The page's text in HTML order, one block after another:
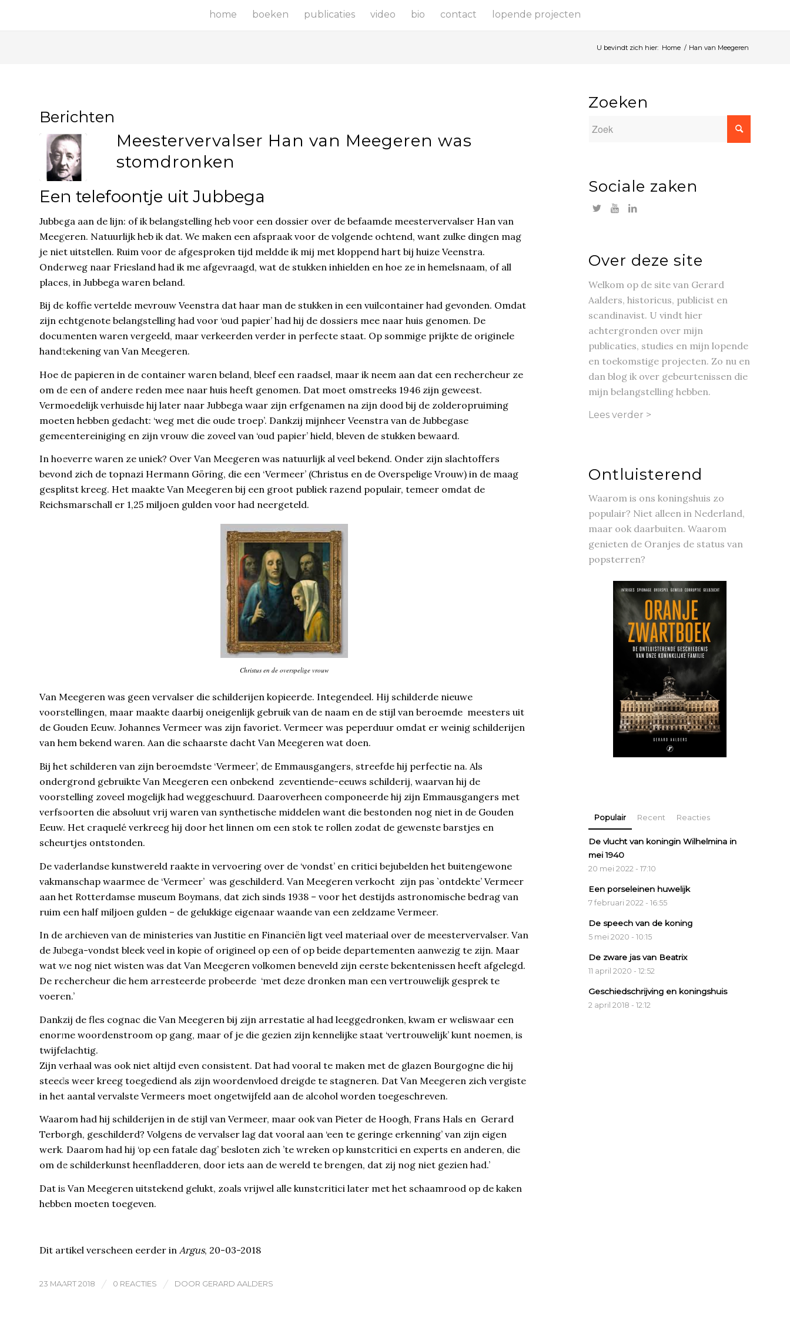
home boeken publicaties video bio contact lopende projecten
U bevindt zich hier: Home / Han van Meegeren
Berichten
Meestervervalser Han van Meegeren was
stomdronken
Een telefoontje uit Jubbega
Jubbega aan de lijn: of ik belangstelling heb voor een dossier over de befaamde meestervervalser Han van
Meegeren. Natuurlijk heb ik dat. We maken een afspraak voor de volgende ochtend, want zulke dingen mag
je niet uitstellen. Ruim voor de afgesproken tijd meldde ik mij met kloppend hart bij huize Veenstra.
Onderweg naar Friesland had ik me afgevraagd, wat de stukken inhielden en hoe ze in hemelsnaam, of all
places, in Jubbega waren beland.
Bij de koffie vertelde mevrouw Veenstra dat haar man de stukken in een vuilcontainer had gevonden. Omdat
zijn echtgenote belangstelling had voor ‘oud papier’ had hij de dossiers mee naar huis genomen. De
documenten waren vergeeld, maar verkeerden verder in perfecte staat. Op sommige prijkte de originele
handtekening van Van Meegeren.
Hoe de papieren in de container waren beland, bleef een raadsel, maar ik neem aan dat een rechercheur ze
om de een of andere reden mee naar huis heeft genomen. Dat moet omstreeks 1946 zijn geweest.
Vermoedelijk verhuisde hij later naar Jubbega waar zijn erfgenamen na zijn dood bij de zolderopruiming
moeten hebben gedacht: ‘weg met die oude troep’. Dankzij mijnheer Veenstra van de Jubbegase
gemeentereiniging en zijn vrouw die zoveel van ‘oud papier’ hield, bleven de stukken bewaard.
In hoeverre waren ze uniek? Over Van Meegeren was natuurlijk al veel bekend. Onder zijn slachtoffers
bevond zich de topnazi Hermann Göring, die een ‘Vermeer’ (Christus en de Overspelige Vrouw) in de maag
gesplitst kreeg. Het maakte Van Meegeren bij een groot publiek razend populair, temeer omdat de
Reichsmarschall er 1,25 miljoen gulden voor had neergeteld.
Christus en de overspelige vrouw
Van Meegeren was geen vervalser die schilderijen kopieerde. Integendeel. Hij schilderde nieuwe
voorstellingen, maar maakte daarbij oneigenlijk gebruik van de naam en de stijl van beroemde meesters uit
de Gouden Eeuw. Johannes Vermeer was zijn favoriet. Vermeer was peperduur omdat er weinig schilderijen
van hem bekend waren. Aan die schaarste dacht Van Meegeren wat doen.
Bij het schilderen van zijn beroemdste ‘Vermeer’, de Emmausgangers, streefde hij perfectie na. Als
ondergrond gebruikte Van Meegeren een onbekend zeventiende-eeuws schilderij, waarvan hij de
voorstelling zoveel mogelijk had weggeschuurd. Daaroverheen componeerde hij zijn Emmausgangers met
verfsoorten die absoluut vrij waren van synthetische middelen want die bestonden nog niet in de Gouden
Eeuw. Het craquelé verkreeg hij door het linnen om een stok te rollen zodat de gewenste barstjes en
scheurtjes ontstonden.
De vaderlandse kunstwereld raakte in vervoering over de ‘vondst’ en critici bejubelden het buitengewone
vakmanschap waarmee de ‘Vermeer’ was geschilderd. Van Meegeren verkocht zijn pas `ontdekte’ Vermeer
aan het Rotterdamse museum Boymans, dat zich sinds 1938 – voor het destijds astronomische bedrag van
ruim een half miljoen gulden – de gelukkige eigenaar waande van een zeldzame Vermeer.
In de archieven van de ministeries van Justitie en Financiën ligt veel materiaal over de meestervervalser. Van
de Jubega-vondst bleek veel in kopie of origineel op een of op beide departementen aanwezig te zijn. Maar
wat we nog niet wisten was dat Van Meegeren volkomen beneveld zijn eerste bekentenissen heeft afgelegd.
De rechercheur die hem arresteerde probeerde ‘met deze dronken man een vertrouwelijk gesprek te
voeren.’
Dankzij de fles cognac die Van Meegeren bij zijn arrestatie al had leeggedronken, kwam er weliswaar een
enorme woordenstroom op gang, maar of je die gezien zijn kennelijke staat ‘vertrouwelijk’ kunt noemen, is
twijfelachtig.
Zijn verhaal was ook niet altijd even consistent. Dat had vooral te maken met de glazen Bourgogne die hij
steeds weer kreeg toegediend als zijn woordenvloed dreigde te stagneren. Dat Van Meegeren zich vergiste
in het aantal vervalste Vermeers moet ongetwijfeld aan de alcohol worden toegeschreven.
Waarom had hij schilderijen in de stijl van Vermeer, maar ook van Pieter de Hoogh, Frans Hals en Gerard
Terborgh, geschilderd? Volgens de vervalser lag dat vooral aan ‘een te geringe erkenning’ van zijn eigen
werk. Daarom had hij ‘op een fatale dag’ besloten zich ’te wreken op kunstcritici en experts en anderen, die
om de schilderkunst heenfladderen, door iets aan de wereld te brengen, dat zij nog niet gezien had.’
Dat is Van Meegeren uitstekend gelukt, zoals vrijwel alle kunstcritici later met het schaamrood op de kaken
hebben moeten toegeven.
Dit artikel verscheen eerder in Argus, 20-03-2018
23 MAART 2018 / 0 REACTIES / DOOR GERARD AALDERS
Zoeken
Sociale zaken
Over deze site
Welkom op de site van Gerard
Aalders, historicus, publicist en
scandinavist. U vindt hier
achtergronden over mijn
publicaties, studies en mijn lopende
en toekomstige projecten. Zo nu en
dan blog ik over gebeurtenissen die
mijn belangstelling hebben.
Lees verder >
Ontluisterend
Waarom is ons koningshuis zo
populair? Niet alleen in Nederland,
maar ook daarbuiten. Waarom
genieten de Oranjes de status van
popsterren?
Populair Recent Reacties
De vlucht van koningin Wilhelmina in
mei 1940
20 mei 2022 - 17:10
Een porseleinen huwelijk
7 februari 2022 - 16:55
De speech van de koning
5 mei 2020 - 10:15
De zware jas van Beatrix
11 april 2020 - 12:52
Geschiedschrijving en koningshuis
2 april 2018 - 12:12